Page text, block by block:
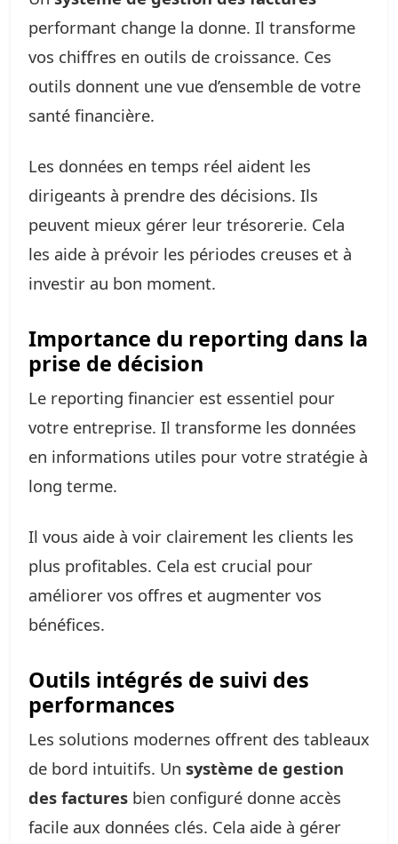
performant change la donne. Il transforme
vos chiffres en outils de croissance. Ces
outils donnent une vue d’ensemble de votre
santé financière.
Les données en temps réel aident les
dirigeants à prendre des décisions. Ils
peuvent mieux gérer leur trésorerie. Cela
les aide à prévoir les périodes creuses et à
investir au bon moment.
Importance du reporting dans la
prise de décision
Le reporting financier est essentiel pour
votre entreprise. Il transforme les données
en informations utiles pour votre stratégie à
long terme.
Il vous aide à voir clairement les clients les
plus profitables. Cela est crucial pour
améliorer vos offres et augmenter vos
bénéfices.
Outils intégrés de suivi des
performances
Les solutions modernes offrent des tableaux
de bord intuitifs. Un système de gestion
des factures bien configuré donne accès
facile aux données clés. Cela aide à gérer